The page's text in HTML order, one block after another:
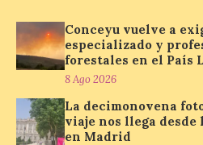
Nueva edición
de…viaje. Una
organizado por la
juvenil de la
Enróllate, la
Turismo, Ocio e
jóvenes “Enredando.info”. Pilar
nos envía la décimo […]
Conceyu vuelve a
especializado y
forestales en el País
8 Ago 2026
La decimonovena
viaje nos llega
en Madrid